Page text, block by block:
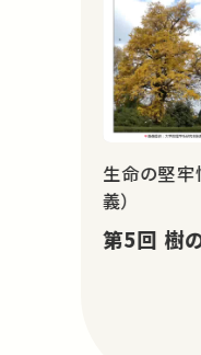
生命の堅牢
義）
第5